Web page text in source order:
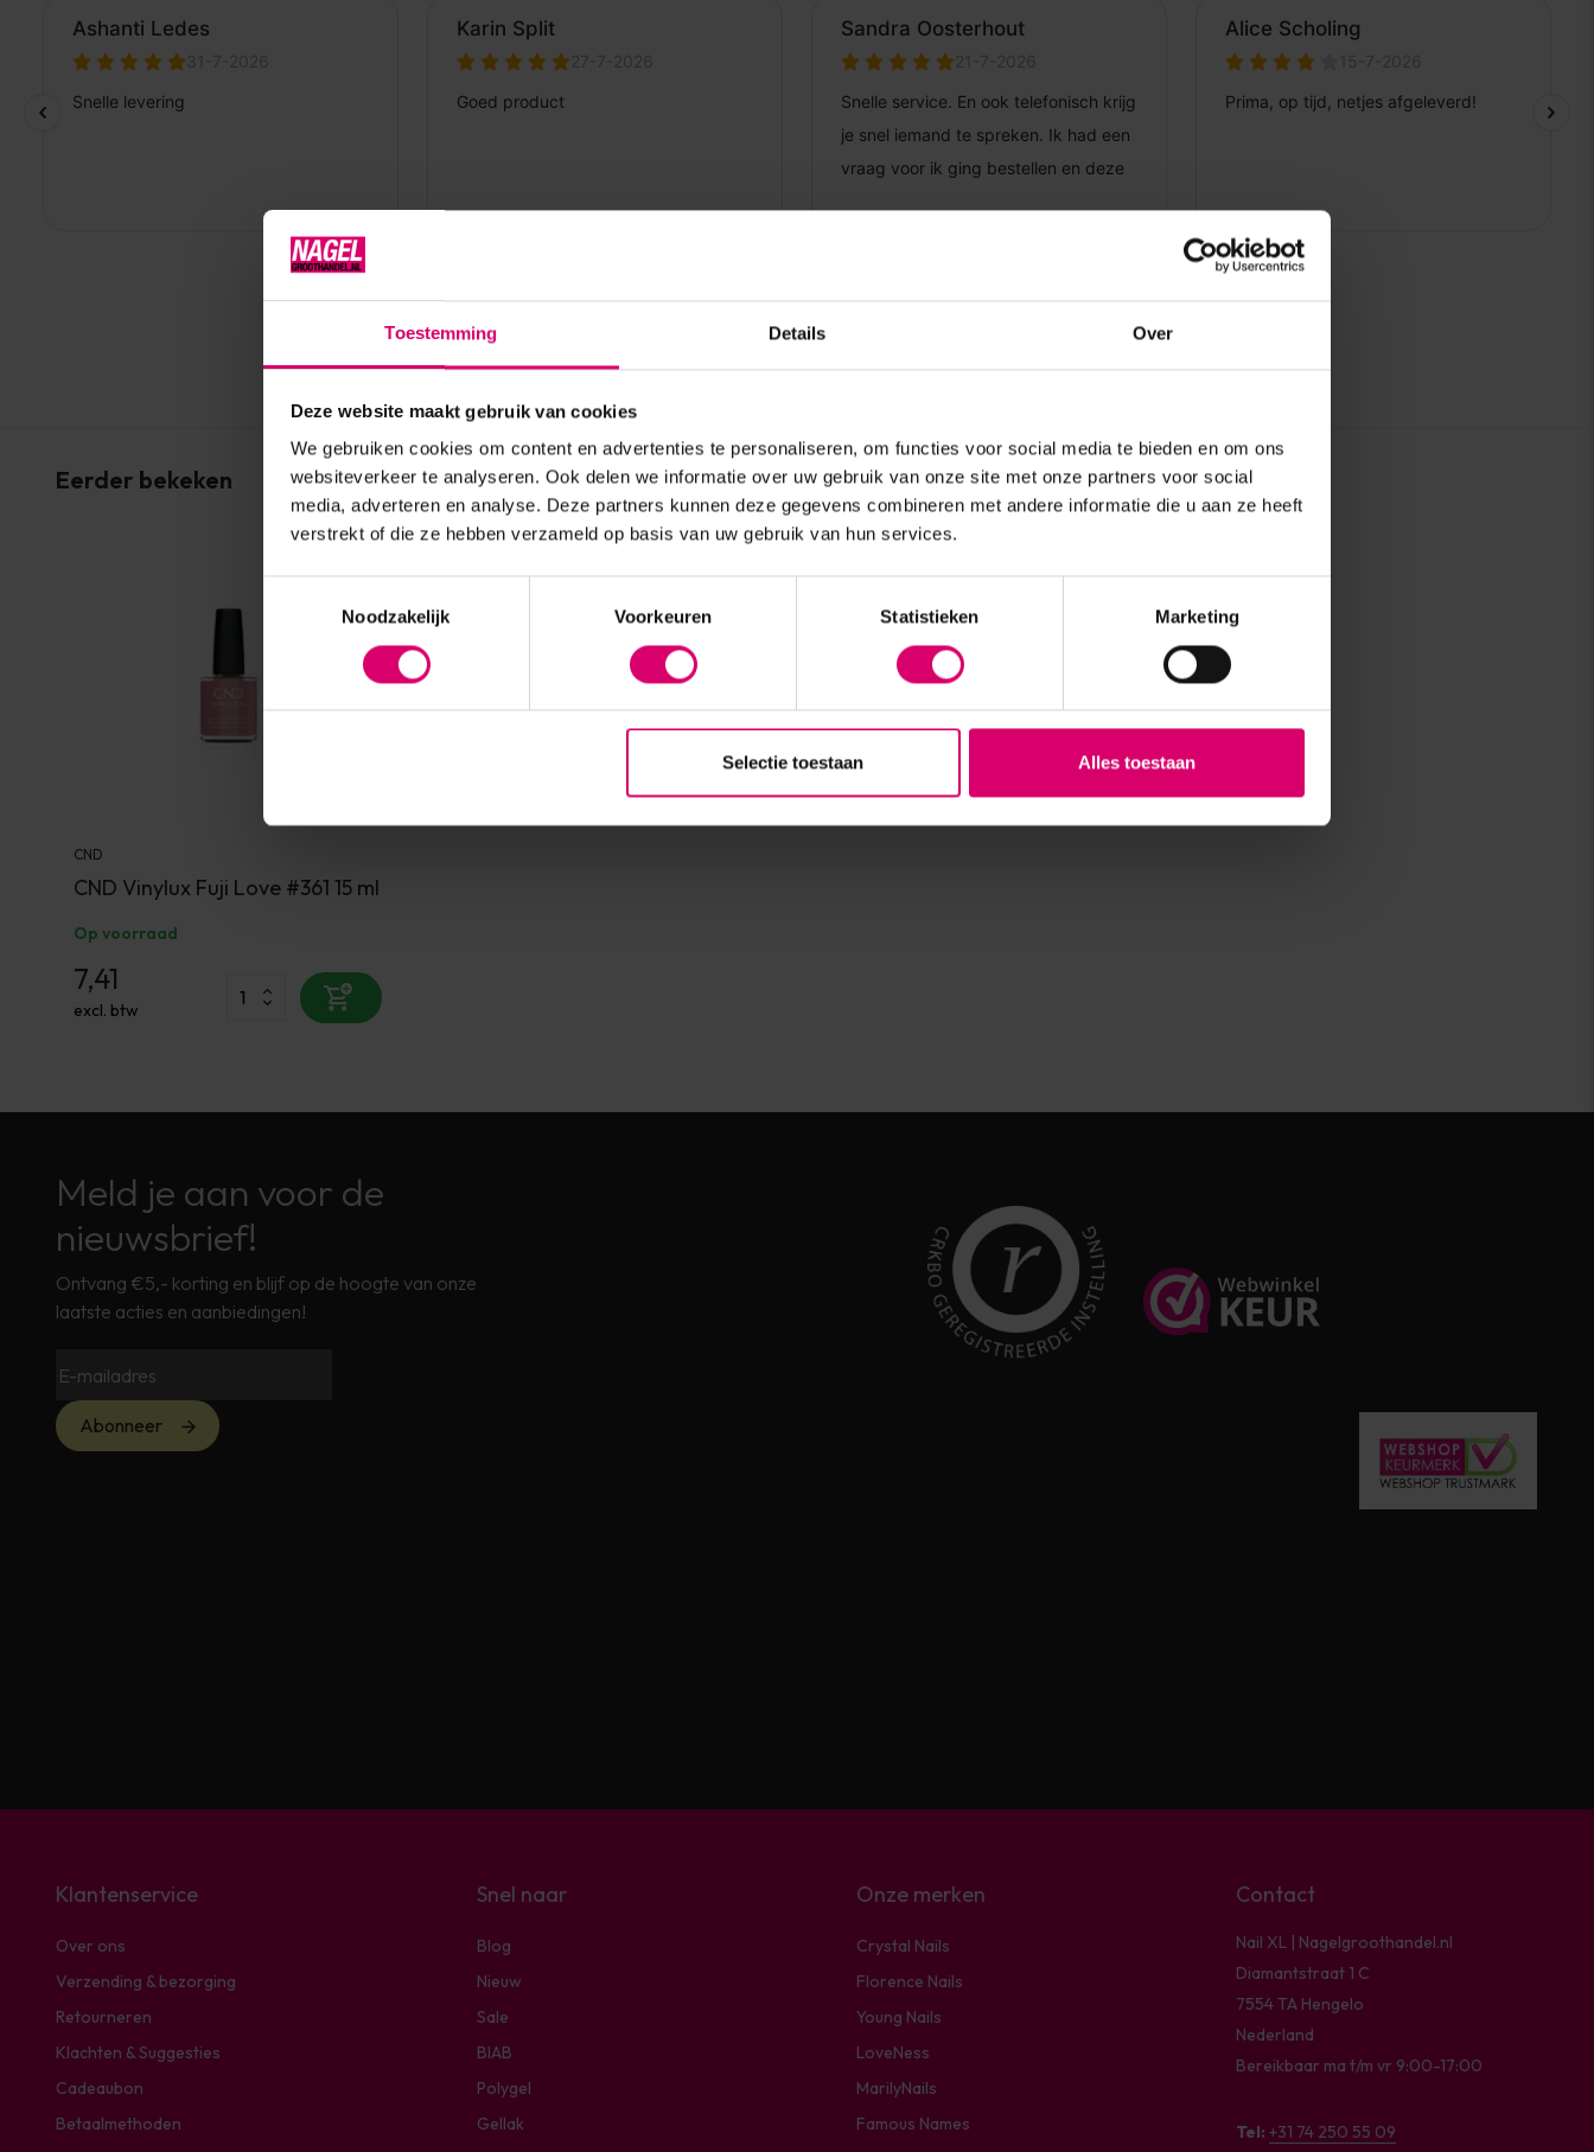
Toestemming Details Over
Deze website maakt gebruik van cookies
We gebruiken cookies om content en advertenties te personaliseren, om functies voor social media te bieden en om ons
websiteverkeer te analyseren. Ook delen we informatie over uw gebruik van onze site met onze partners voor social
media, adverteren en analyse. Deze partners kunnen deze gegevens combineren met andere informatie die u aan ze heeft
verstrekt of die ze hebben verzameld op basis van uw gebruik van hun services.
Noodzakelijk
Voorkeuren Statistieken Marketing
Selectie toestaan Alles toestaan
Eerder bekeken
CND
CND Vinylux Fuji Love #361 15 ml
Op voorraad
7,41
excl. btw
Meld je aan voor de
nieuwsbrief!
Ontvang €5,- korting en blijf op de hoogte van onze
laatste acties en aanbiedingen!
Abonneer
Klantenservice
Over ons
Verzending & bezorging
Retourneren
Klachten & Suggesties
Cadeaubon
Betaalmethoden
Snel naar
Blog
Nieuw
Sale
BIAB
Polygel
Gellak
Onze merken
Crystal Nails
Florence Nails
Young Nails
LoveNess
MarilyNails
Famous Names
Contact
Nail XL | Nagelgroothandel.nl
Diamantstraat 1 C
7554 TA Hengelo
Nederland
Bereikbaar ma t/m vr 9:00-17:00
Tel: +31 74 250 55 09